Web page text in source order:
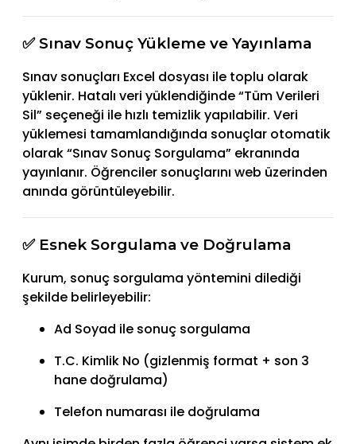
✅ Sınav Sonuç Yükleme ve Yayınlama
Sınav sonuçları Excel dosyası ile toplu olarak
yüklenir. Hatalı veri yüklendiğinde “Tüm Verileri
Sil” seçeneği ile hızlı temizlik yapılabilir. Veri
yüklemesi tamamlandığında sonuçlar otomatik
olarak “Sınav Sonuç Sorgulama” ekranında
yayınlanır. Öğrenciler sonuçlarını web üzerinden
anında görüntüleyebilir.
✅ Esnek Sorgulama ve Doğrulama
Kurum, sonuç sorgulama yöntemini dilediği
şekilde belirleyebilir:
Ad Soyad ile sonuç sorgulama
T.C. Kimlik No (gizlenmiş format + son 3
hane doğrulama)
Telefon numarası ile doğrulama